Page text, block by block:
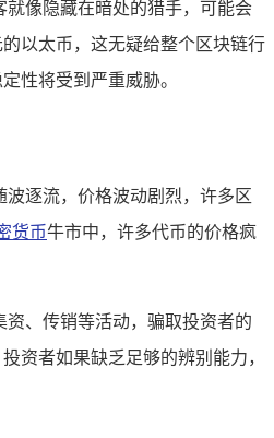
像隐藏在暗处的猎手，可能会
以太币，这无疑给整个区块链行
性将受到严重威胁。
逐流，价格波动剧烈，许多区
货币牛市中，许多代币的价格疯
、传销等活动，骗取投资者的
投资者如果缺乏足够的辨别能力，